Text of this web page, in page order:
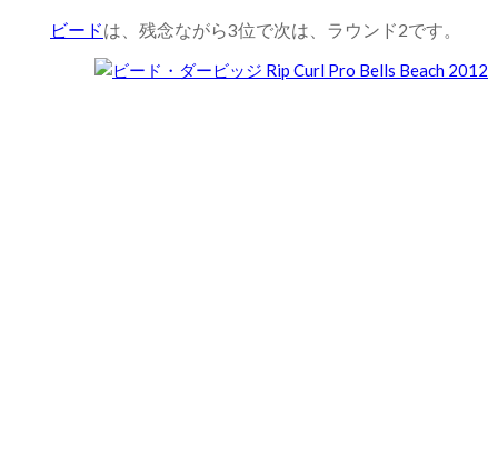
ビードは、残念ながら3位で次は、ラウンド2です。